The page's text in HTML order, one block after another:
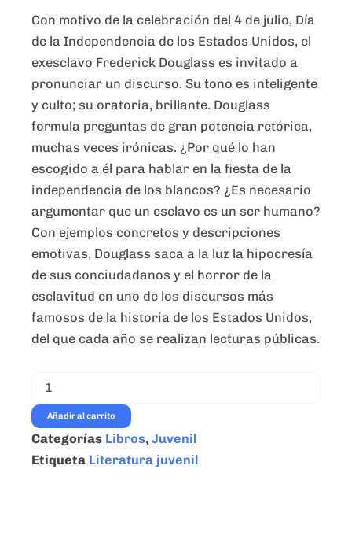
Con motivo de la celebración del 4 de julio, Día
de la Independencia de los Estados Unidos, el
exesclavo Frederick Douglass es invitado a
pronunciar un discurso. Su tono es inteligente
y culto; su oratoria, brillante. Douglass
formula preguntas de gran potencia retórica,
muchas veces irónicas. ¿Por qué lo han
escogido a él para hablar en la fiesta de la
independencia de los blancos? ¿Es necesario
argumentar que un esclavo es un ser humano?
Con ejemplos concretos y descripciones
emotivas, Douglass saca a la luz la hipocresía
de sus conciudadanos y el horror de la
esclavitud en uno de los discursos más
famosos de la historia de los Estados Unidos,
del que cada año se realizan lecturas públicas.
argumentar
el
sinsentido
de
la
Añadir al carrito
Categorías Libros, Juvenil
Etiqueta Literatura juvenil